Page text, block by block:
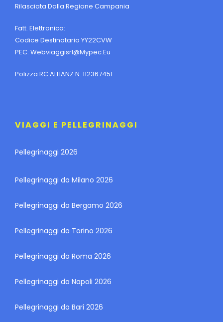
Rilasciata Dalla Regione Campania
Fatt. Elettronica:
Codice Destinatario YY22CVW
PEC: Webviaggisrl@mypec.eu
Polizza RC ALLIANZ N. 112367451
VIAGGI E PELLEGRINAGGI
Pellegrinaggi 2026
Pellegrinaggi da Milano 2026
Pellegrinaggi da Bergamo 2026
Pellegrinaggi da Torino 2026
Pellegrinaggi da Roma 2026
Pellegrinaggi da Napoli 2026
Pellegrinaggi da Bari 2026